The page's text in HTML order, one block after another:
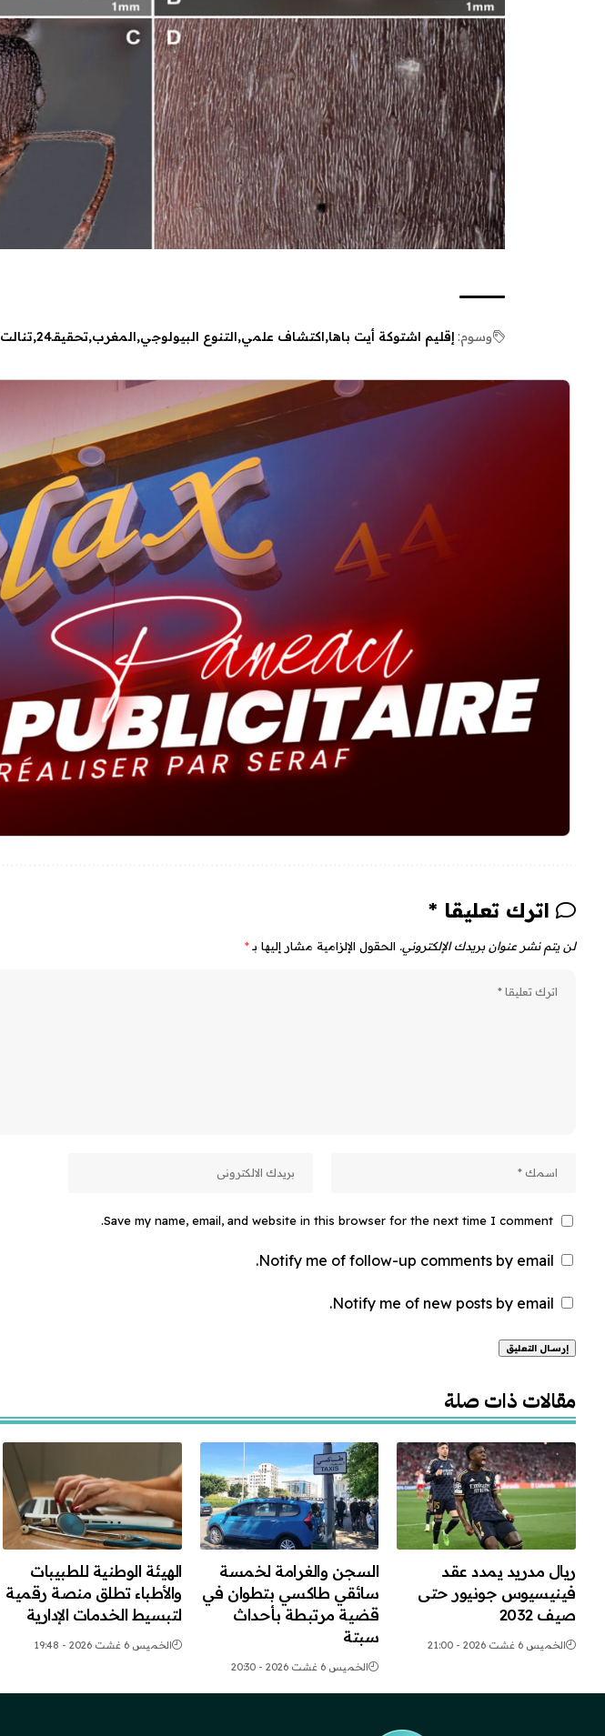
وسوم: إقليم اشتوكة أيت باها اكتشاف علمي التنوع البيولوجي المغرب تحقيقـ24 تنالت
اترك تعليقا *
لن يتم نشر عنوان بريدك الإلكتروني. الحقول الإلزامية مشار إليها بـ*
Save my name, email, and website in this browser for the next time I comment.
Notify me of follow-up comments by email.
Notify me of new posts by email.
مقالات ذات صلة
ريال مدريد يمدد عقد
فينيسيوس جونيور حتى
صيف 2032
الخميس 6 غشت 2026 - 21:00
السجن والغرامة لخمسة
سائقي طاكسي بتطوان في
قضية مرتبطة بأحداث
سبتة
الخميس 6 غشت 2026 - 20:30
الهيئة الوطنية للطبيبات
والأطباء تطلق منصة رقمية
لتبسيط الخدمات الإدارية
الخميس 6 غشت 2026 - 19:48